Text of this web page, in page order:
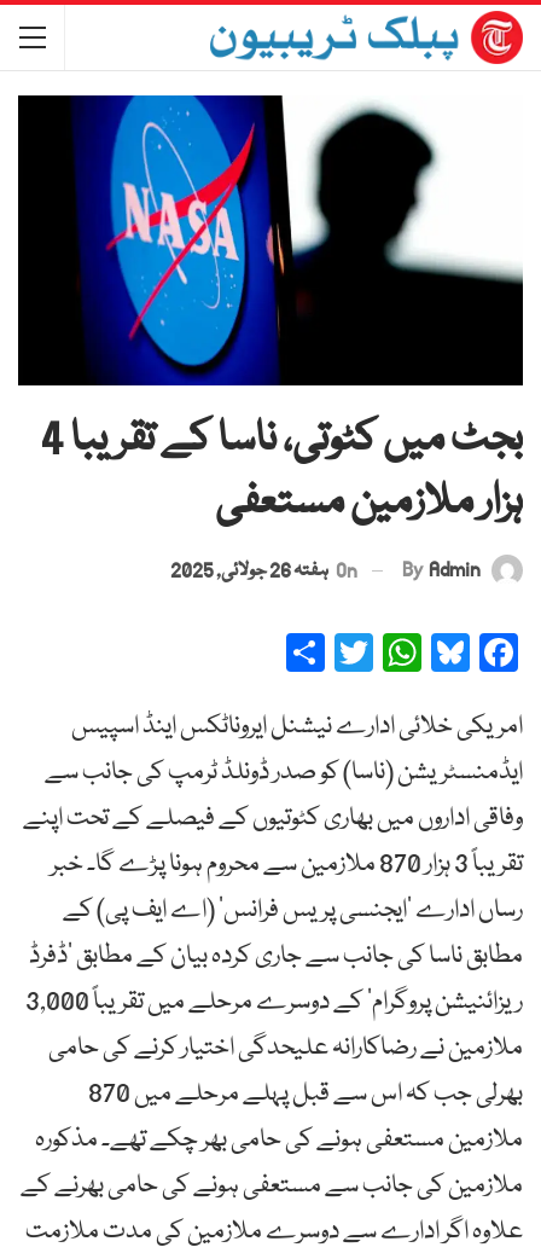
بجٹ میں کٹوتی، ناسا کے تقریبا 4
ہزار ملازمین مستعفی
By Admin
On ہفتہ 26 جولائی, 2025
Facebook
Bluesky
WhatsApp
Twitter
امریکی خلائی ادارے نیشنل ایروناٹکس اینڈ اسپیس
ایڈمنسٹریشن (ناسا) کو صدر ڈونلڈ ٹرمپ کی جانب سے
وفاقی اداروں میں بھاری کٹوتیوں کے فیصلے کے تحت اپنے
تقریباً 3 ہزار 870 ملازمین سے محروم ہونا پڑے گا۔ خبر
رساں ادارے ’ایجنسی پریس فرانس‘ (اے ایف پی) کے
مطابق ناسا کی جانب سے جاری کردہ بیان کے مطابق ’ڈفرڈ
ریزائنیشن پروگرام‘ کے دوسرے مرحلے میں تقریباً 3,000
ملازمین نے رضاکارانہ علیحدگی اختیار کرنے کی حامی
بھرلی جب کہ اس سے قبل پہلے مرحلے میں 870
ملازمین مستعفی ہونے کی حامی بھر چکے تھے۔ مذکورہ
ملازمین کی جانب سے مستعفی ہونے کی حامی بھرنے کے
علاوہ اگر ادارے سے دوسرے ملازمین کی مدت ملازمت